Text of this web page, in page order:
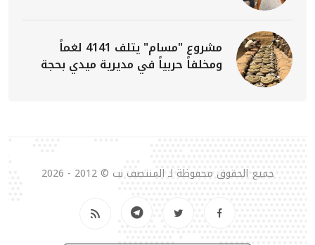
مشروع "مسام" يتلف 4141 لغماً
ومخلفاً حربياً في مديرية ميدي بحجة
جميع الحقوق محفوظة لـ المنتصف نت © 2012 - 2026